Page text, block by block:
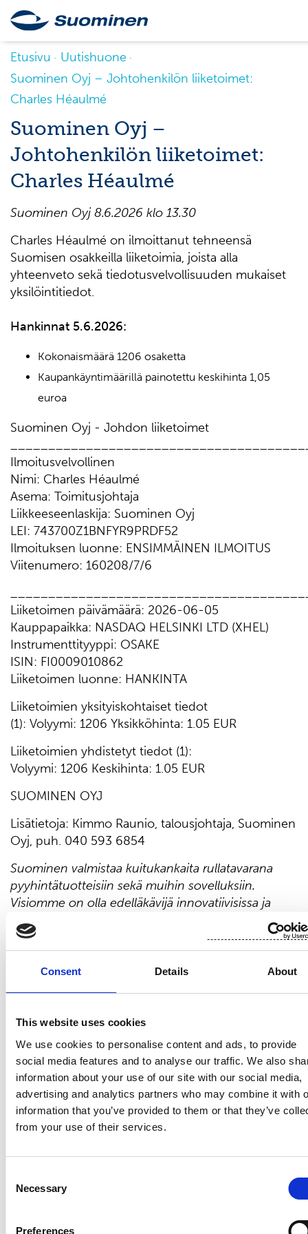
Consent Details About
This website uses cookies
We use cookies to personalise content and ads, to provide
social media features and to analyse our traffic. We also
information about your use of our site with our social media,
advertising and analytics partners who may combine it with
information that you’ve provided to them or that they’ve
from your use of their services.
Selection
Necessary
Preferences
Etusivu
Uutishuone
Suominen Oyj – Johtohenkilön liiketoimet:
Charles Héaulmé
Suominen Oyj –
Johtohenkilön liiketoimet:
Charles Héaulmé
Suominen Oyj 8.6.2026 klo 13.30
Charles Héaulmé on ilmoittanut tehneensä
Suomisen osakkeilla liiketoimia, joista alla
yhteenveto sekä tiedotusvelvollisuuden mukaiset
yksilöintitiedot.
Hankinnat 5.6.2026:
Kokonaismäärä 1206 osaketta
Kaupankäyntimäärillä painotettu keskihinta 1,05
euroa
Suominen Oyj - Johdon liiketoimet
Ilmoitusvelvollinen
Nimi: Charles Héaulmé
Asema: Toimitusjohtaja
Liikkeeseenlaskija: Suominen Oyj
LEI: 743700Z1BNFYR9PRDF52
Ilmoituksen luonne: ENSIMMÄINEN ILMOITUS
Viitenumero: 160208/7/6
Liiketoimen päivämäärä: 2026-06-05
Kauppapaikka: NASDAQ HELSINKI LTD (XHEL)
Instrumenttityyppi: OSAKE
ISIN: FI0009010862
Liiketoimen luonne: HANKINTA
Liiketoimien yksityiskohtaiset tiedot
(1): Volyymi: 1206 Yksikköhinta: 1.05 EUR
Liiketoimien yhdistetyt tiedot (1):
Volyymi: 1206 Keskihinta: 1.05 EUR
SUOMINEN OYJ
Lisätietoja: Kimmo Raunio, talousjohtaja, Suominen
Oyj, puh. 040 593 6854
Suominen valmistaa kuitukankaita rullatavarana
pyyhintätuotteisiin sekä muihin sovelluksiin.
Visiomme on olla edelläkävijä innovatiivisissa ja
vastuullisissa kuitukankaissa. Suomisen
kuitukankaista valmistetut lopputuotteet ovat läsnä
ihmisten jokapäiväisessä elämässä ympäri
maailmaa. Suomisen liikevaihto vuonna 2025 oli
412,4 milj. euroa ja työllistämme lähes 700
Amerikassa. Suomisen osake noteerataan Nasdaq
Helsingissä. Lue lisää:www.suominen.fi.
JOHTOHENKILÖIDEN LIIKETOIMET
26.6.2026
Suominen Oyj – Johtohenkilön